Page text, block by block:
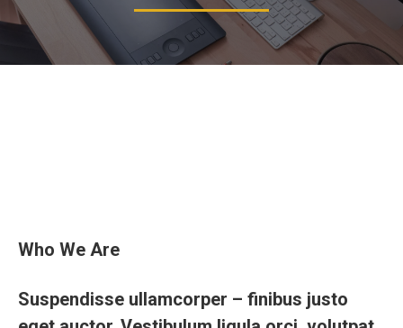
Who We Are
Suspendisse ullamcorper – finibus justo